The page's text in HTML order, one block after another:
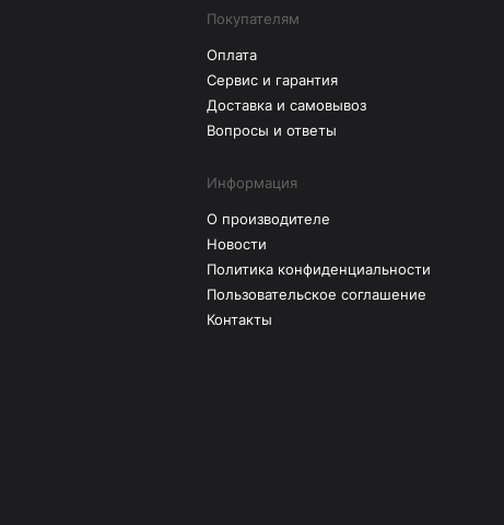
Покупателям
Оплата
Сервис и гарантия
Доставка и самовывоз
Вопросы и ответы
Информация
О производителе
Новости
Политика конфиденциальности
Пользовательское соглашение
Контакты